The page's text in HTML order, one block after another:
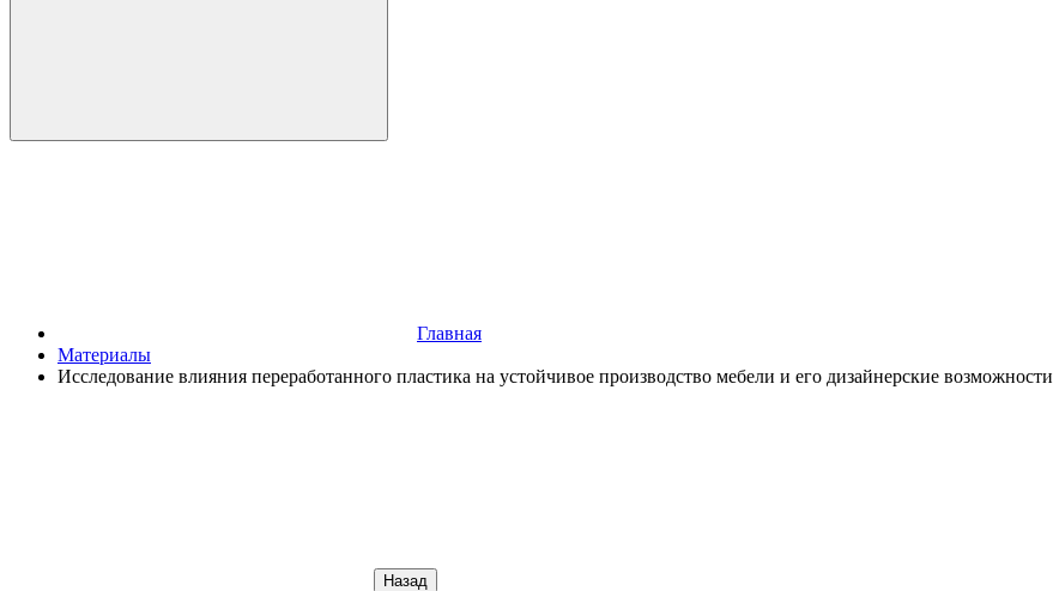
Главная
Материалы
Исследование влияния переработанного пластика на устойчивое производство мебели и его дизайнерские возможности
Назад